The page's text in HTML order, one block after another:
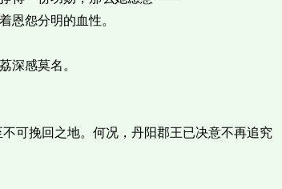
怨分明的血性。
感莫名。
挽回之地。何况，丹阳郡王已决意不再追究